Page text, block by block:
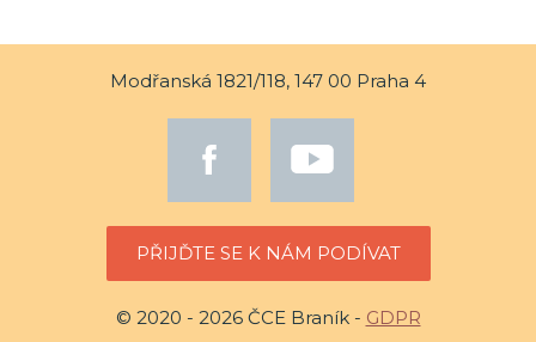
Modřanská 1821/118, 147 00 Praha 4
PŘIJĎTE SE K NÁM PODÍVAT
© 2020 - 2026 ČCE Braník - GDPR